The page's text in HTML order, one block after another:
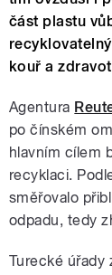
část plastu
kouř a
Agentura
po čínském
hlavním cílem
recyklaci.
směřovalo
odpadu, tedy
Turecké úřady